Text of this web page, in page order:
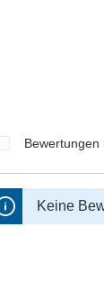
Bewertungen
Keine